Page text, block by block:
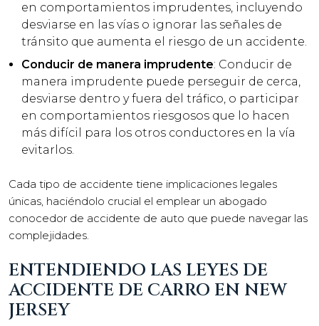
en comportamientos imprudentes, incluyendo
desviarse en las vías o ignorar las señales de
tránsito que aumenta el riesgo de un accidente.
Conducir de manera imprudente: Conducir de
manera imprudente puede perseguir de cerca,
desviarse dentro y fuera del tráfico, o participar
en comportamientos riesgosos que lo hacen
más difícil para los otros conductores en la vía
evitarlos.
Cada tipo de accidente tiene implicaciones legales
únicas, haciéndolo crucial el emplear un abogado
conocedor de accidente de auto que puede navegar las
complejidades.
ENTENDIENDO LAS LEYES DE
ACCIDENTE DE CARRO EN NEW
JERSEY